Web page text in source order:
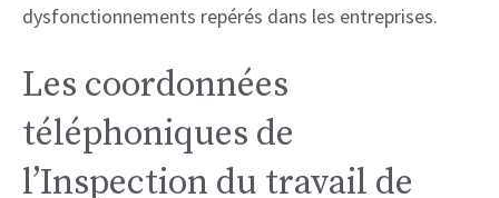
dysfonctionnements repérés dans les entreprises.
Les coordonnées
téléphoniques de
l’Inspection du travail de